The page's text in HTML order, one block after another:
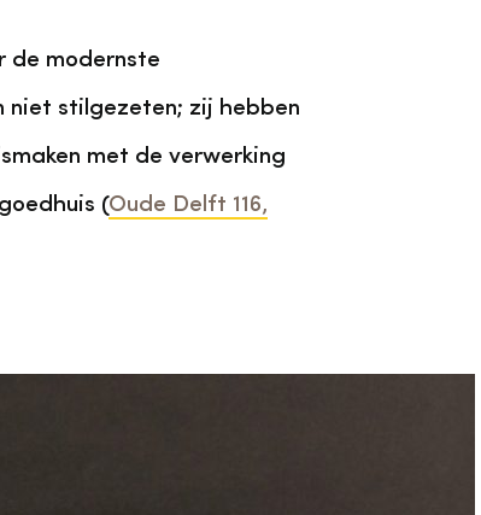
de modernste
niet stilgezeten; zij hebben
met de verwerking
(Oude Delft 116,
jaargangen